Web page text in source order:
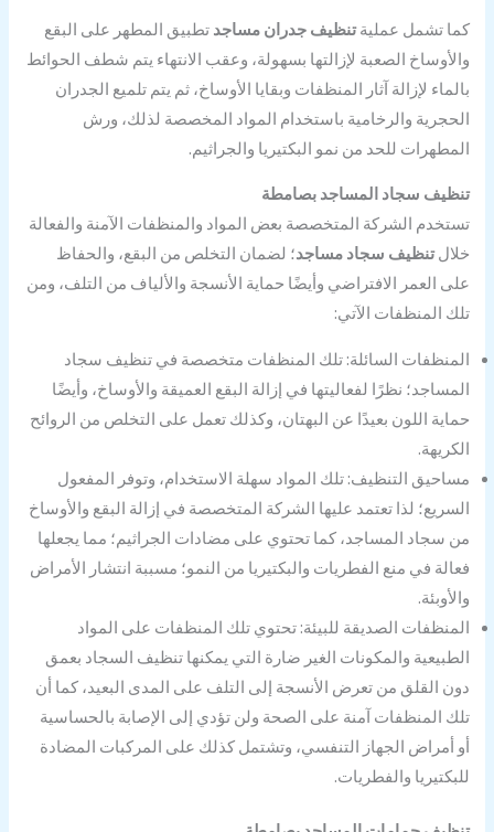
كما تشمل عمليةتنظيف جدران مساجد تطبيق المطهر على البقع
والأوساخ الصعبة لإزالتها بسهولة، وعقب الانتهاء يتم شطف الحوائط
بالماء لإزالة آثار المنظفات وبقايا الأوساخ، ثم يتم تلميع الجدران
الحجرية والرخامية باستخدام المواد المخصصة لذلك، ورش
المطهرات للحد من نمو البكتيريا والجراثيم.
تنظيف سجاد المساجد بصامطة
تستخدم الشركة المتخصصة بعض المواد والمنظفات الآمنة والفعالة
خلالتنظيف سجاد مساجد؛ لضمان التخلص من البقع، والحفاظ
على العمر الافتراضي وأيضًا حماية الأنسجة والألياف من التلف، ومن
تلك المنظفات الآتي:
المنظفات السائلة: تلك المنظفات متخصصة في تنظيف سجاد
المساجد؛ نظرًا لفعاليتها في إزالة البقع العميقة والأوساخ، وأيضًا
حماية اللون بعيدًا عن البهتان، وكذلك تعمل على التخلص من الروائح
الكريهة.
مساحيق التنظيف: تلك المواد سهلة الاستخدام، وتوفر المفعول
السريع؛ لذا تعتمد عليها الشركة المتخصصة في إزالة البقع والأوساخ
من سجاد المساجد، كما تحتوي على مضادات الجراثيم؛ مما يجعلها
فعالة في منع الفطريات والبكتيريا من النمو؛ مسببة انتشار الأمراض
والأوبئة.
المنظفات الصديقة للبيئة: تحتوي تلك المنظفات على المواد
الطبيعية والمكونات الغير ضارة التي يمكنها تنظيف السجاد بعمق
دون القلق من تعرض الأنسجة إلى التلف على المدى البعيد، كما أن
تلك المنظفات آمنة على الصحة ولن تؤدي إلى الإصابة بالحساسية
أو أمراض الجهاز التنفسي، وتشتمل كذلك على المركبات المضادة
للبكتيريا والفطريات.